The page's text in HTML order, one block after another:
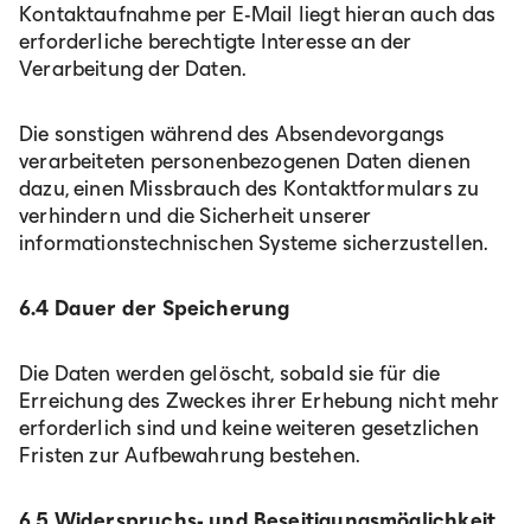
Kontaktaufnahme per E-Mail liegt hieran auch das
erforderliche berechtigte Interesse an der
Verarbeitung der Daten.
Die sonstigen während des Absendevorgangs
verarbeiteten personenbezogenen Daten dienen
dazu, einen Missbrauch des Kontaktformulars zu
verhindern und die Sicherheit unserer
informationstechnischen Systeme sicherzustellen.
6.4 Dauer der Speicherung
Die Daten werden gelöscht, sobald sie für die
Erreichung des Zweckes ihrer Erhebung nicht mehr
erforderlich sind und keine weiteren gesetzlichen
Fristen zur Aufbewahrung bestehen.